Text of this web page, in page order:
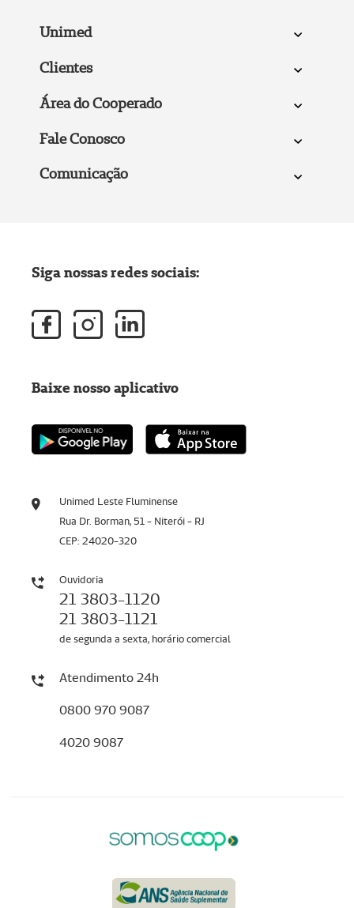
Unimed
Clientes
Área do Cooperado
Fale Conosco
Comunicação
Unimed Leste Fluminense
Rua Dr. Borman, 51 - Niterói - RJ
CEP: 24020-320
Ouvidoria
21 3803-1120
21 3803-1121
de segunda a sexta, horário comercial
Atendimento 24h
0800 970 9087
4020 9087
Siga nossas redes sociais:
Baixe nosso aplicativo